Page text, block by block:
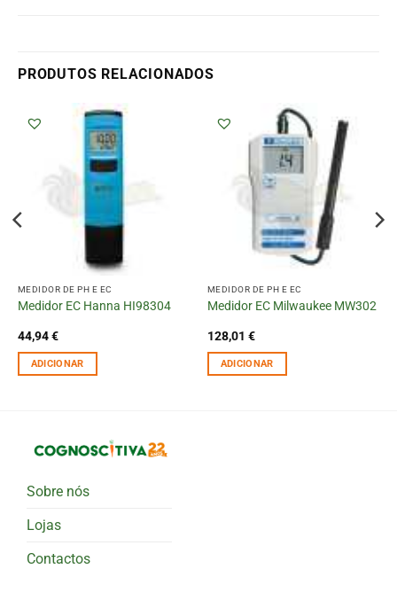
PRODUTOS RELACIONADOS
MEDIDOR DE PH E EC
Medidor EC Hanna HI98304
44,94€
ADICIONAR
MEDIDOR DE PH E EC
Medidor EC Milwaukee MW302
128,01 €
ADICIONAR
Sobre nós
Lojas
Contactos